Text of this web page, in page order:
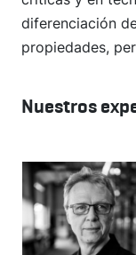
diferenciación
propiedades,
Nuestros